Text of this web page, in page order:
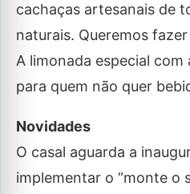
cachaças artesanais de
naturais. Queremos
A limonada especial
para quem não quer
Novidades
O casal aguarda a
implementar o “monte o